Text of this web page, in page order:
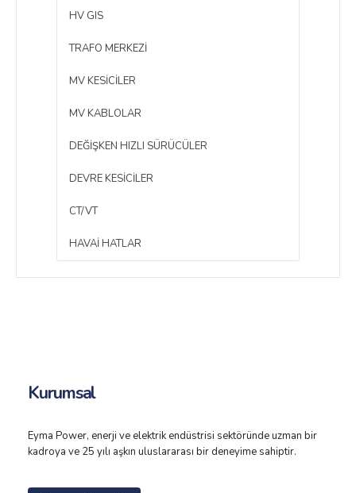
HV GIS
TRAFO MERKEZI
MV KESICILER
MV KABLOLAR
DEĞIŞKEN HIZLI SÜRÜCÜLER
DEVRE KESICILER
CT/VT
HAVAI HATLAR
Kurumsal
Eyma Power, enerji ve elektrik endüstrisi sektöründe uzman bir
kadroya ve 25 yılı aşkın uluslararası bir deneyime sahiptir.